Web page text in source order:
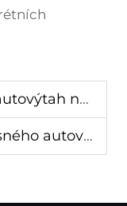
cena-výkon a stabilitu?
do DIY a dílny